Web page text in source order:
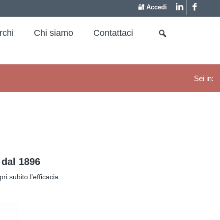
🔐 Accedi
Chi siamo Contattaci
Sei in:
1896
subito l’efficacia.